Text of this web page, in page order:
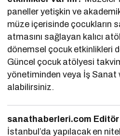
paneller yetişkin ve
müze içerisinde çocukların
atmasını sağlayan kalıcı
dönemsel çocuk etkinlikleri
Güncel çocuk atölyesi
yönetiminden veya İş Sanat
alabilirsiniz.
sanathaberleri.com Editör
İstanbul’da yapılacak en